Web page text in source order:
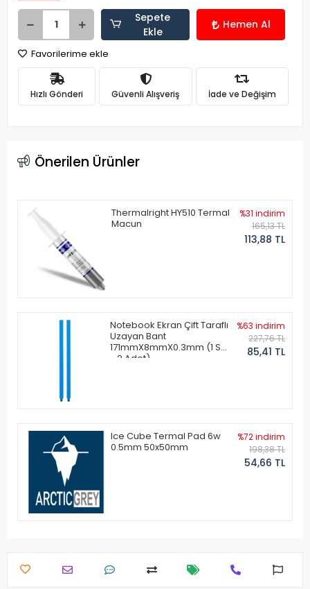
Sepete
Ekle
Hemen Al
Favorilerime ekle
Hızlı Gönderi Güvenli Alışveriş İade ve Değişim
Önerilen Ürünler
Thermalright HY510 Termal
Macun
%31 indirim
165,13 TL
113,88 TL
Notebook Ekran Çift Taraflı
Uzayan Bant
171mmX8mmX0.3mm (1 Set
- 2 Adet)
%63 indirim
227,76 TL
85,41 TL
Ice Cube Termal Pad 6w
0.5mm 50x50mm
%72 indirim
198,38 TL
54,66 TL